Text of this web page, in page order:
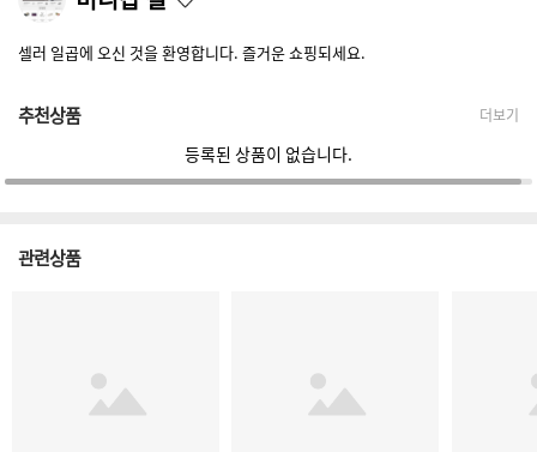
셀러 일곱에 오신 것을 환영합니다. 즐거운 쇼핑되세요.
추천상품 더보기
등록된 상품이 없습니다.
관련상품